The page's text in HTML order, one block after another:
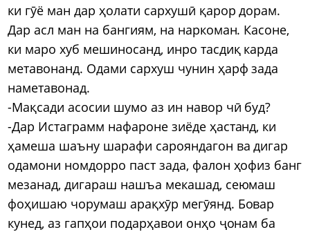
ки гӯё ман дар ҳолати сархушӣ қарор дорам.
Дар асл ман на бангиям, на наркоман. Касоне,
ки маро хуб мешиносанд, инро тасдиқ карда
метавонанд. Одами сархуш чунин ҳарф зада
наметавонад.
-Мақсади асосии шумо аз ин навор чӣ буд?
-Дар Истаграмм нафароне зиёде ҳастанд, ки
ҳамеша шаъну шарафи сарояндагон ва дигар
одамони номдорро паст зада, фалон ҳофиз банг
мезанад, дигараш нашъа мекашад, сеюмаш
фоҳишаю чорумаш арақхӯр мегӯянд. Бовар
кунед, аз гапҳои подарҳавои онҳо ҷонам ба